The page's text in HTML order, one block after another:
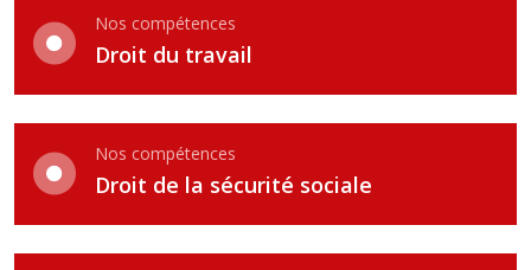
Nos compétences
Droit du travail
Nos compétences
Droit de la sécurité sociale